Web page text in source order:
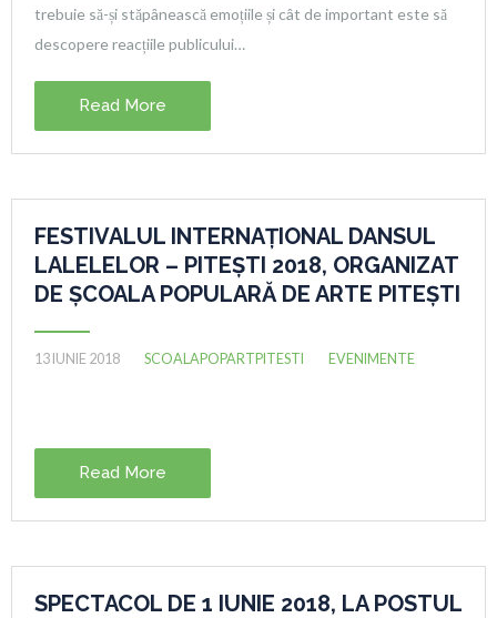
trebuie să-și stăpânească emoțiile și cât de important este să
descopere reacțiile publicului…
Read More
FESTIVALUL INTERNAȚIONAL DANSUL
LALELELOR – PITEȘTI 2018, ORGANIZAT
DE ȘCOALA POPULARĂ DE ARTE PITEȘTI
13 IUNIE 2018 SCOALAPOPARTPITESTI EVENIMENTE
Read More
SPECTACOL DE 1 IUNIE 2018, LA POSTUL